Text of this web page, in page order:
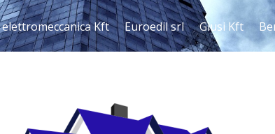
elettromeccanica Kft Euroedil srl Giusi Kft